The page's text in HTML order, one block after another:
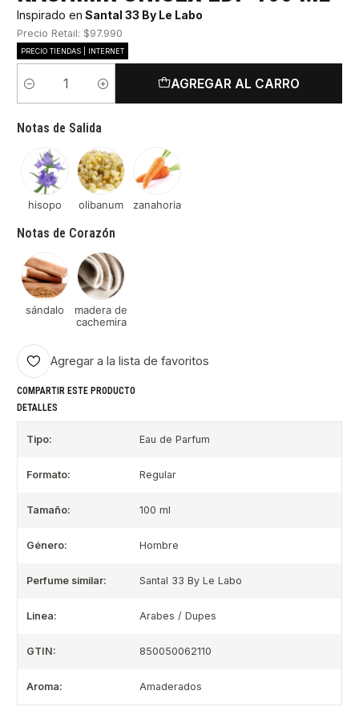
Inspirado en Santal 33 By Le Labo
Precio Retail: $97.990
PRECIO TIENDAS | INTERNET
Cantidad
AGREGAR AL CARRO
Notas de Salida
hisopo olibanum zanahoria
Notas de Corazón
sándalo
madera de
cachemira
Agregar a la lista de favoritos
COMPARTIR ESTE PRODUCTO
DETALLES
Tipo: Eau de Parfum
Formato: Regular
Tamaño: 100 ml
Género: Hombre
Perfume similar: Santal 33 By Le Labo
Linea: Arabes / Dupes
GTIN: 850050062110
Aroma: Amaderados